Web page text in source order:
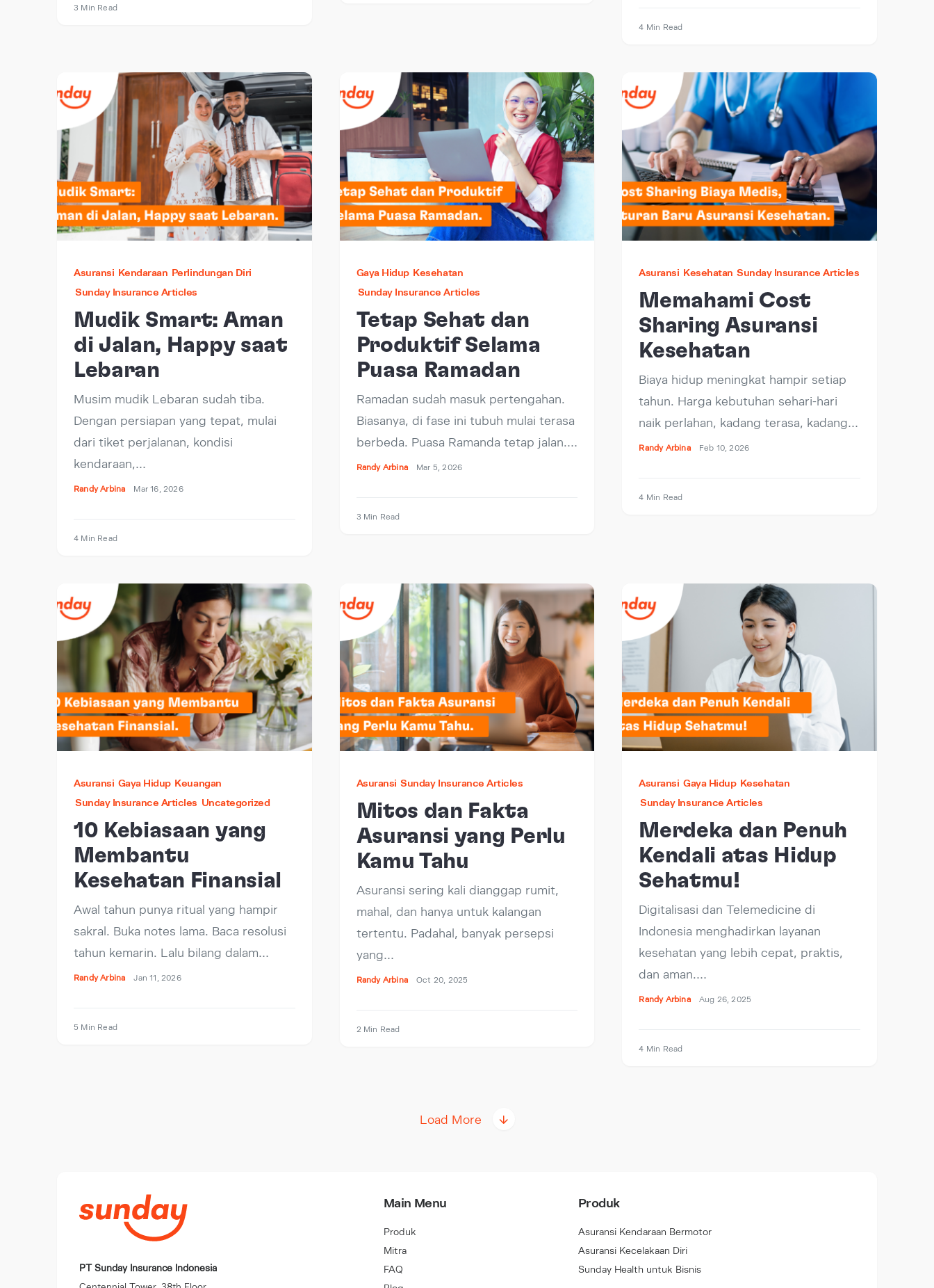
3 Min Read
4 Min Read
Asuransi Kendaraan Perlindungan Diri
Sunday Insurance Articles
Mudik Smart: Aman
di Jalan, Happy saat
Lebaran
Musim mudik Lebaran sudah tiba.
Dengan persiapan yang tepat, mulai
dari tiket perjalanan, kondisi
kendaraan,…
Randy Arbina Mar 16, 2026
4 Min Read
Gaya Hidup Kesehatan
Sunday Insurance Articles
Tetap Sehat dan
Produktif Selama
Puasa Ramadan
Ramadan sudah masuk pertengahan.
Biasanya, di fase ini tubuh mulai terasa
berbeda. Puasa Ramanda tetap jalan.…
Randy Arbina Mar 5, 2026
3 Min Read
Asuransi Kesehatan Sunday Insurance Articles
Memahami Cost
Sharing Asuransi
Kesehatan
Biaya hidup meningkat hampir setiap
tahun. Harga kebutuhan sehari-hari
naik perlahan, kadang terasa, kadang…
Randy Arbina Feb 10, 2026
4 Min Read
Asuransi Gaya Hidup Keuangan
Sunday Insurance Articles Uncategorized
10 Kebiasaan yang
Membantu
Kesehatan Finansial
Awal tahun punya ritual yang hampir
sakral. Buka notes lama. Baca resolusi
tahun kemarin. Lalu bilang dalam…
Randy Arbina Jan 11, 2026
5 Min Read
Asuransi Sunday Insurance Articles
Mitos dan Fakta
Asuransi yang Perlu
Kamu Tahu
Asuransi sering kali dianggap rumit,
mahal, dan hanya untuk kalangan
tertentu. Padahal, banyak persepsi
yang…
Randy Arbina Oct 20, 2025
2 Min Read
Asuransi Gaya Hidup Kesehatan
Sunday Insurance Articles
Merdeka dan Penuh
Kendali atas Hidup
Sehatmu!
Digitalisasi dan Telemedicine di
Indonesia menghadirkan layanan
kesehatan yang lebih cepat, praktis,
dan aman.…
Randy Arbina Aug 26, 2025
4 Min Read
Load More
PT Sunday Insurance Indonesia
Main Menu
Produk
Mitra
FAQ
Produk
Asuransi Kendaraan Bermotor
Asuransi Kecelakaan Diri
Sunday Health untuk Bisnis